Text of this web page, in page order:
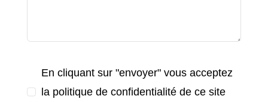
En cliquant sur "envoyer" vous acceptez
la politique de confidentialité de ce site